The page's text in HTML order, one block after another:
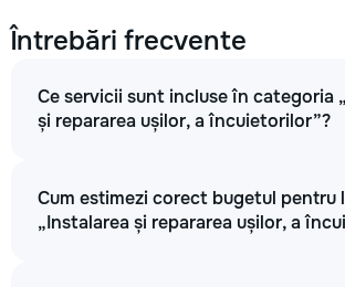
Întrebări frecvente
Ce servicii sunt incluse în categoria
și repararea ușilor, a încuietorilor”?
Cum estimezi corect bugetul pentru
„Instalarea și repararea ușilor, a